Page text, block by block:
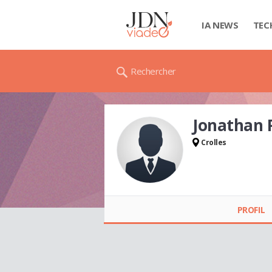
IA NEWS
Rechercher
Jonathan
Crolles
PROFIL